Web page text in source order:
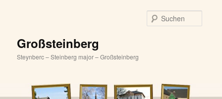
Großsteinberg
Steynberc – Steinberg major – Großsteinberg